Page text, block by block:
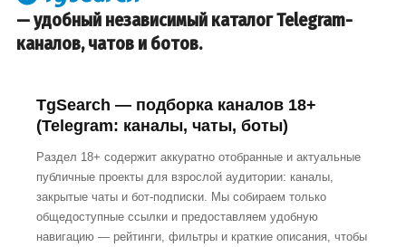
— удобный независимый каталог Telegram-
каналов, чатов и ботов.
TgSearch — подборка каналов 18+
(Telegram: каналы, чаты, боты)
Раздел 18+ содержит аккуратно отобранные и актуальные
публичные проекты для взрослой аудитории: каналы,
закрытые чаты и бот-подписки. Мы собираем только
общедоступные ссылки и предоставляем удобную
навигацию — рейтинги, фильтры и краткие описания, чтобы